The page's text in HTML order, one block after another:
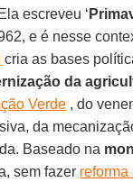
escreveu ‘
e é nesse
cria as bases
da
Verde , do
da
Baseado na
sem fazer reforma